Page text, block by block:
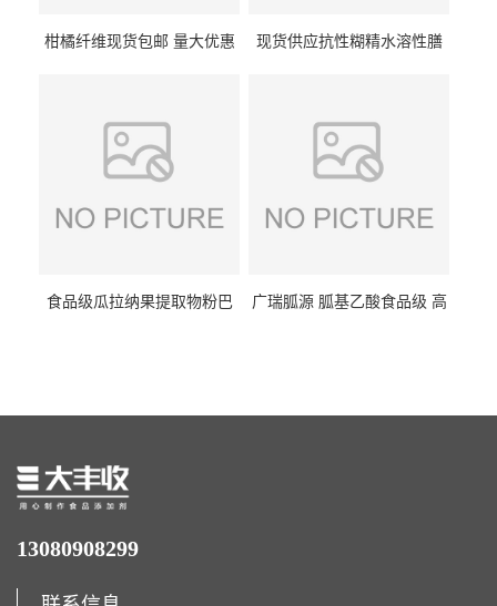
柑橘纤维现货包邮 量大优惠
现货供应抗性糊精水溶性膳
食品级瓜拉纳果提取物粉巴
广瑞胍源 胍基乙酸食品级 高
13080908299